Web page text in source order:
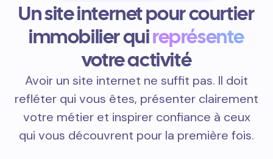
Un site internet pour courtier
immobilier quireprésente
votre activité
Avoir un site internet ne suffit pas. Il doit
refléter qui vous êtes, présenter clairement
votre métier et inspirer confiance à ceux
qui vous découvrent pour la première fois.